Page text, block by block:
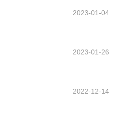
2023-01-04
2023-01-26
2022-12-14